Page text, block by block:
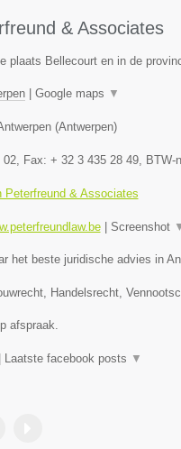
& Associates
plaats Bellecourt en in de
| Google maps ▼
(Antwerpen)
02, Fax: + 32 3 435 28 49, BTW-
Peterfreund & Associates
| Screenshot
het beste juridische advies in
Handelsrecht,
afspraak.
Laatste facebook posts ▼